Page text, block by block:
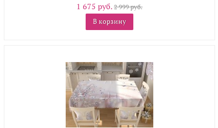
1 675 руб.2 999 руб.
В корзину